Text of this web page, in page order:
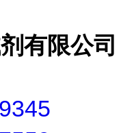
有限公司